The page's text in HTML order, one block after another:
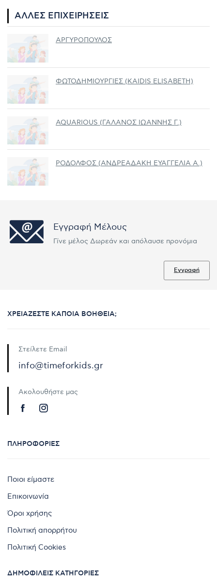
ΆΛΛΕΣ ΕΠΙΧΕΙΡΉΣΕΙΣ
ΑΡΓΥΡΟΠΟΥΛΟΣ
ΦΩΤΟΔΗΜΙΟΥΡΓΙΕΣ (KAIDIS ELISABETH)
AQUARIOUS (ΓΑΛΑΝΟΣ ΙΩΑΝΝΗΣ Γ.)
ΡΟΔΟΛΦΟΣ (ΑΝΔΡΕΑΔΑΚΗ ΕΥΑΓΓΕΛΙΑ Α.)
Εγγραφή Μέλους
Γίνε μέλος Δωρεάν και απόλαυσε προνόμια
Εγγραφή
ΧΡΕΙΆΖΕΣΤΕ ΚΆΠΟΙΑ ΒΟΉΘΕΙΑ;
Στείλετε Email
info@timeforkids.gr
Ακολουθήστε μας
ΠΛΗΡΟΦΟΡΊΕΣ
Ποιοι είμαστε
Επικοινωνία
Όροι χρήσης
Πολιτική απορρήτου
Πολιτική Cookies
ΔΗΜΟΦΙΛΕΊΣ ΚΑΤΗΓΟΡΊΕΣ